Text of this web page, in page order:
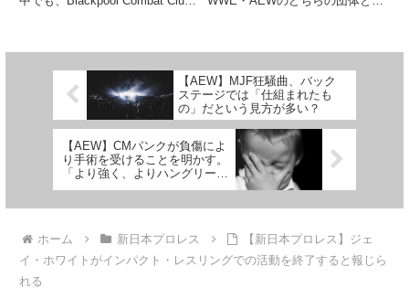
でそれに応...
ダー・ロサが再び参戦し、...
【AEW】MJF狂騒曲、バック
ステージでは「仕組まれたも
の」だという見方が多い？
【AEW】CMパンクが負傷によ
り手術を受けることを明かす。
「より強く、よりハングリーに
ホーム 新日本プロレス
【新日本プロレス】ジェ
イ・ホワイトがインパクト・レスリングでの活動を終了すると報じら
れる